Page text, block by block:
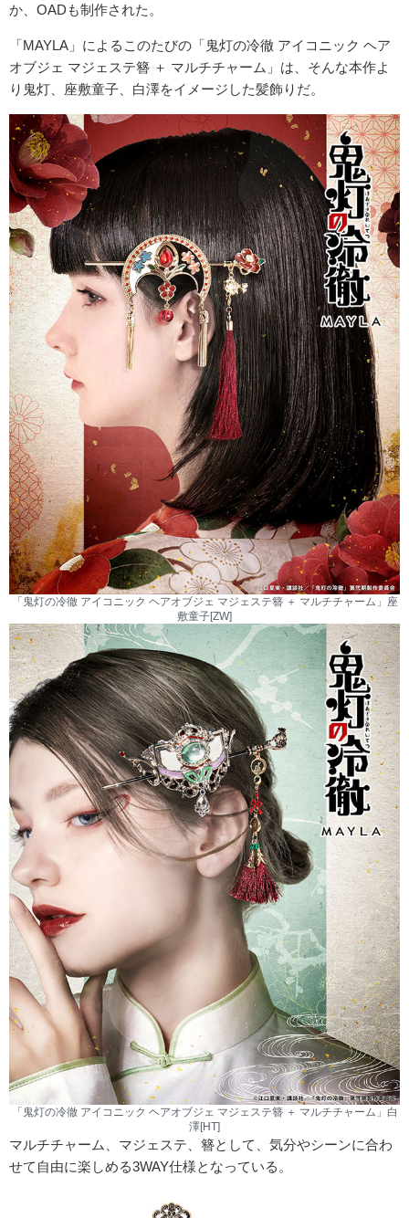
か、OADも制作された。
「MAYLA」によるこのたびの「鬼灯の冷徹 アイコニック ヘア
オブジェ マジェステ簪 ＋ マルチチャーム」は、そんな本作よ
り鬼灯、座敷童子、白澤をイメージした髪飾りだ。
「鬼灯の冷徹 アイコニック ヘアオブジェ マジェステ簪 ＋ マルチチャーム」座
敷童子[ZW]
「鬼灯の冷徹 アイコニック ヘアオブジェ マジェステ簪 ＋ マルチチャーム」白
澤[HT]
マルチチャーム、マジェステ、簪として、気分やシーンに合わ
せて自由に楽しめる3WAY仕様となっている。